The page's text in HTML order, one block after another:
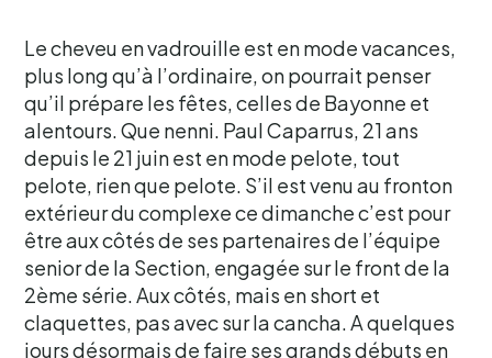
Le cheveu en vadrouille est en mode vacances,
plus long qu’à l’ordinaire, on pourrait penser
qu’il prépare les fêtes, celles de Bayonne et
alentours. Que nenni. Paul Caparrus, 21 ans
depuis le 21 juin est en mode pelote, tout
pelote, rien que pelote. S’il est venu au fronton
extérieur du complexe ce dimanche c’est pour
être aux côtés de ses partenaires de l’équipe
senior de la Section, engagée sur le front de la
2ème série. Aux côtés, mais en short et
claquettes, pas avec sur la cancha. A quelques
jours désormais de faire ses grands débuts en